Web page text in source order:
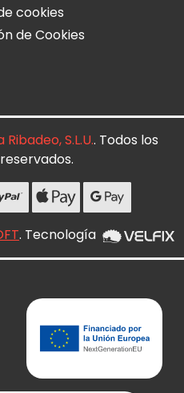
cookies
de Cookies
Ribadeo, S.L.U.. Todos los
. Tecnología